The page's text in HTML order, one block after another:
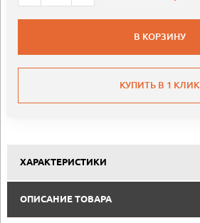
В КОРЗИНУ
КУПИТЬ В 1 КЛИК
ХАРАКТЕРИСТИКИ
ОПИСАНИЕ ТОВАРА